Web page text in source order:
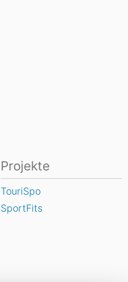
Projekte
TouriSpo
SportFits